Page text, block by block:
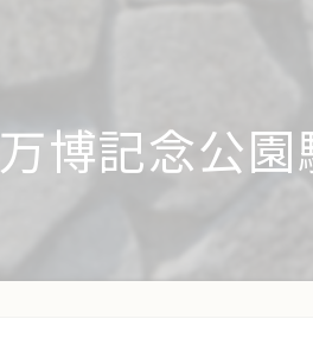
万博記念公